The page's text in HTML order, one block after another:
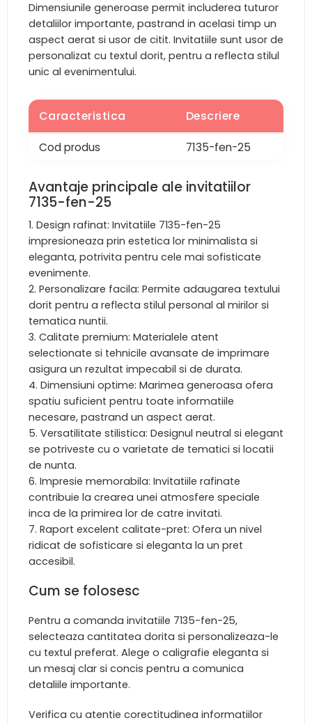
Dimensiunile generoase permit includerea tuturor
detaliilor importante, pastrand in acelasi timp un
aspect aerat si usor de citit. Invitatiile sunt usor de
personalizat cu textul dorit, pentru a reflecta stilul
unic al evenimentului.
Caracteristica Descriere
Cod produs 7135-fen-25
Avantaje principale ale invitatiilor
7135-fen-25
Design rafinat: Invitatiile 7135-fen-25
impresioneaza prin estetica lor minimalista si
eleganta, potrivita pentru cele mai sofisticate
evenimente.
Personalizare facila: Permite adaugarea textului
dorit pentru a reflecta stilul personal al mirilor si
tematica nuntii.
Calitate premium: Materialele atent
selectionate si tehnicile avansate de imprimare
asigura un rezultat impecabil si de durata.
Dimensiuni optime: Marimea generoasa ofera
spatiu suficient pentru toate informatiile
necesare, pastrand un aspect aerat.
Versatilitate stilistica: Designul neutral si elegant
se potriveste cu o varietate de tematici si locatii
de nunta.
Impresie memorabila: Invitatiile rafinate
contribuie la crearea unei atmosfere speciale
inca de la primirea lor de catre invitati.
Raport excelent calitate-pret: Ofera un nivel
ridicat de sofisticare si eleganta la un pret
accesibil.
Cum se folosesc
Pentru a comanda invitatiile 7135-fen-25,
selecteaza cantitatea dorita si personalizeaza-le
cu textul preferat. Alege o caligrafie eleganta si
un mesaj clar si concis pentru a comunica
detaliile importante.
Verifica cu atentie corectitudinea informatiilor